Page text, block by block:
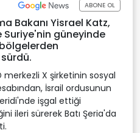
ABONE OL
Bakanı Yisrael Katz,
Suriye'nin güneyinde
merkezli X şirketinin sosyal
İsrail ordusunun
işgal ettiği
ileri sürerek Batı Şeria'da